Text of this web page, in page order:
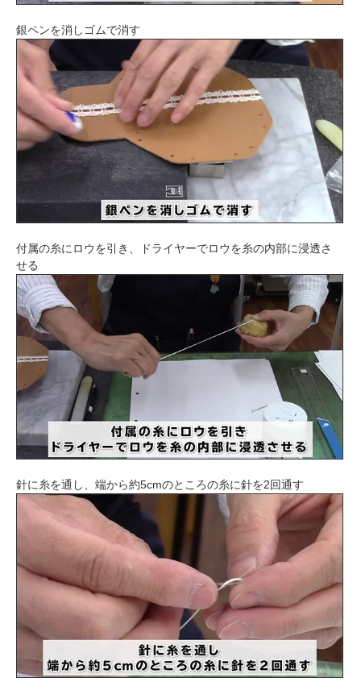
銀ペンを消しゴムで消す
付属の糸にロウを引き、ドライヤーでロウを糸の内部に浸透さ
せる
針に糸を通し、端から約5cmのところの糸に針を2回通す